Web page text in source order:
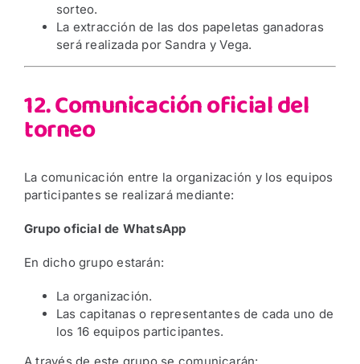
sorteo.
La extracción de las dos papeletas ganadoras
será realizada por Sandra y Vega.
12. Comunicación oficial del
torneo
La comunicación entre la organización y los equipos
participantes se realizará mediante:
Grupo oficial de WhatsApp
En dicho grupo estarán:
La organización.
Las capitanas o representantes de cada uno de
los 16 equipos participantes.